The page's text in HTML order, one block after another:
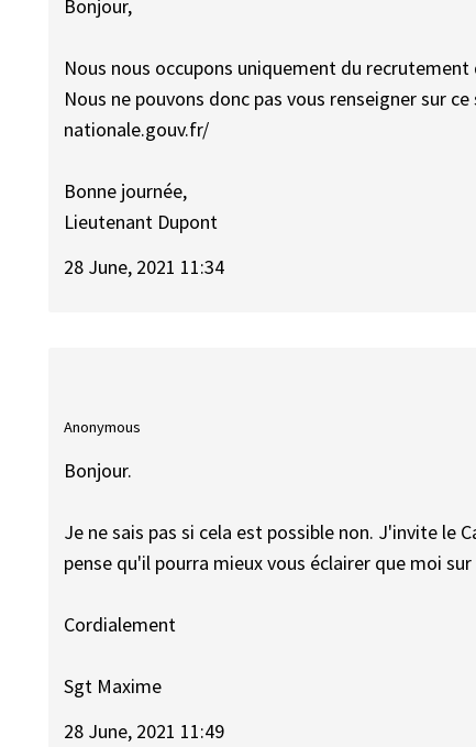
Bonjour,
Nous nous occupons uniquement du
Nous ne pouvons donc pas vous renseigner sur
nationale.gouv.fr/
Bonne journée,
Lieutenant Dupont
28 June, 2021 11:34
Anonymous
Bonjour.
Je ne sais pas si cela est possible non. J'invite le
pense qu'il pourra mieux vous éclairer que moi
Cordialement
Sgt Maxime
28 June, 2021 11:49